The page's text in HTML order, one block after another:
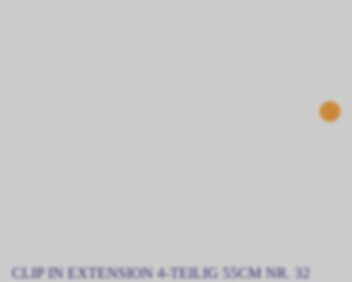
CLIP IN EXTENSION 4-TEILIG 55CM NR. 32